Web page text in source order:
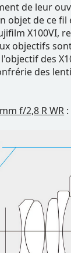
de leur
objet de ce
X100VI,
objectifs
des
des
f/2,8 R WR :